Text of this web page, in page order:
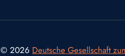
© 2026 Deutsche Gesellschaft